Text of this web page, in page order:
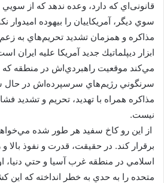
قانونی‌اي كه دارد، وعده ندهد که از سويي
سوي ديگر، آمريكاييان را بيهوده اميدوار
مذاكره و همزمان تشديد تحريم‌هاي به
ابزار ديپلماتيك جديد آمريكا عليه
سرنگوني رژيم‌هاي سرسپرده‌اش در حال
مذاكره همراه با تهديد، تحريم و تشديد
نيست.
از اين رو كاخ سفيد هر طور شده
برقرار كند. در حقيقت، قدرت و نفوذ بالا
اسلامي در منطقه غرب آسيا و حتي دنيا،
متحده را به حدي به خطر انداخته كه اين